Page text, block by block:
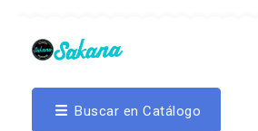
Buscar en Catálogo